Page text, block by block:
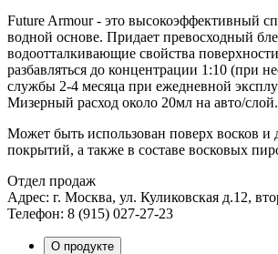
Future Armour - это высокоэффективный
водной основе. Придает превосходный
водоотталкивающие свойства
разбавляться до концентрации 1:10 (при
службы 2-4 месяца при ежедневной
Мизерный расход около 20мл на авто/слой.
Может быть использован поверх восков и
покрытий, а также в составе восковых
Отдел продаж
Адрес: г. Москва, ул. Куликовская д.12,
Телефон: 8 (915) 027-27-23
О продукте